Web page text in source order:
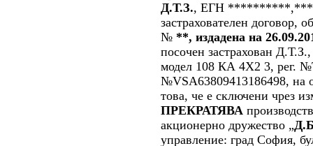
Д.Т.З., ЕГН **********,***,
застрахователен договор,
№ **, издадена на
посочен застрахован Д.Т.З.
модел 108 КА 4Х2 3, рег.
№VSA63809413186498, на
това, че е сключени чрез
ПРЕКРАТЯВА
акционерно дружество „
управление: град София,